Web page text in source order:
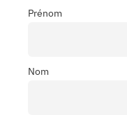
Prénom
Nom